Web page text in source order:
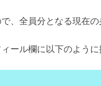
、全員分となる現在の
ール欄に以下のように